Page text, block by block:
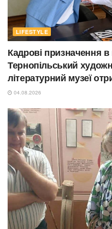
LIFESTYLE
Кадрові призначення в
Тернопільський
літературний музеї
04.08.2026